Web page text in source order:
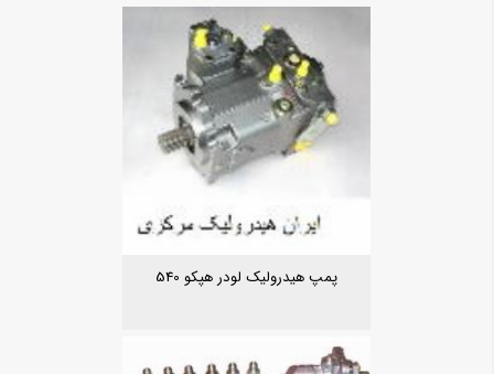
پمپ هیدرولیک لودر هپکو 540